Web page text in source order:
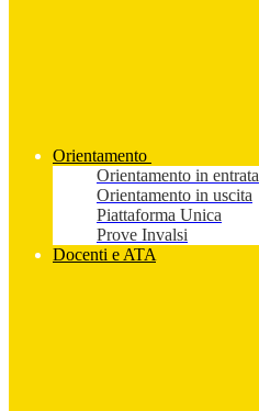
Orientamento
Orientamento in entrata
Orientamento in uscita
Piattaforma Unica
Prove Invalsi
Docenti e ATA